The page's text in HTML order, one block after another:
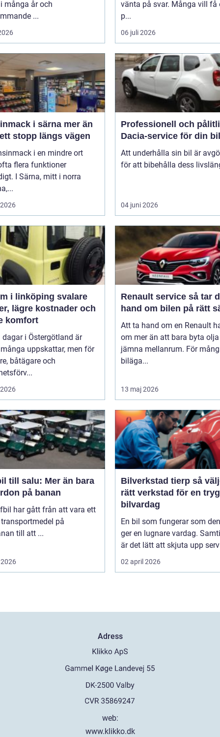
många år och
...
vänta på svar. Många vill få
p...
06 juli 2026
i särna mer än
stopp längs vägen
i en mindre ort
flera funktioner
I Särna, mitt i norra
Professionell och
Dacia-service för din bil
Att underhålla sin bil är
för att bibehålla dess
04 juni 2026
linköping svalare
lägre kostnader och
komfort
dagar i Östergötland är
uppskattar, men för
båtägare och
Renault service så tar du
hand om bilen på rätt
Att ta hand om en Renault
om mer än att bara byta
jämna mellanrum. För
biläga...
13 maj 2026
till salu: Mer än bara
på banan
har gått från att vara ett
på
till att ...
Bilverkstad tierp så väljer du
rätt verkstad för en
bilvardag
En bil som fungerar som
ger en lugnare vardag.
är det lätt att skjuta upp
02 april 2026
Adress
web:
www.klikko.dk